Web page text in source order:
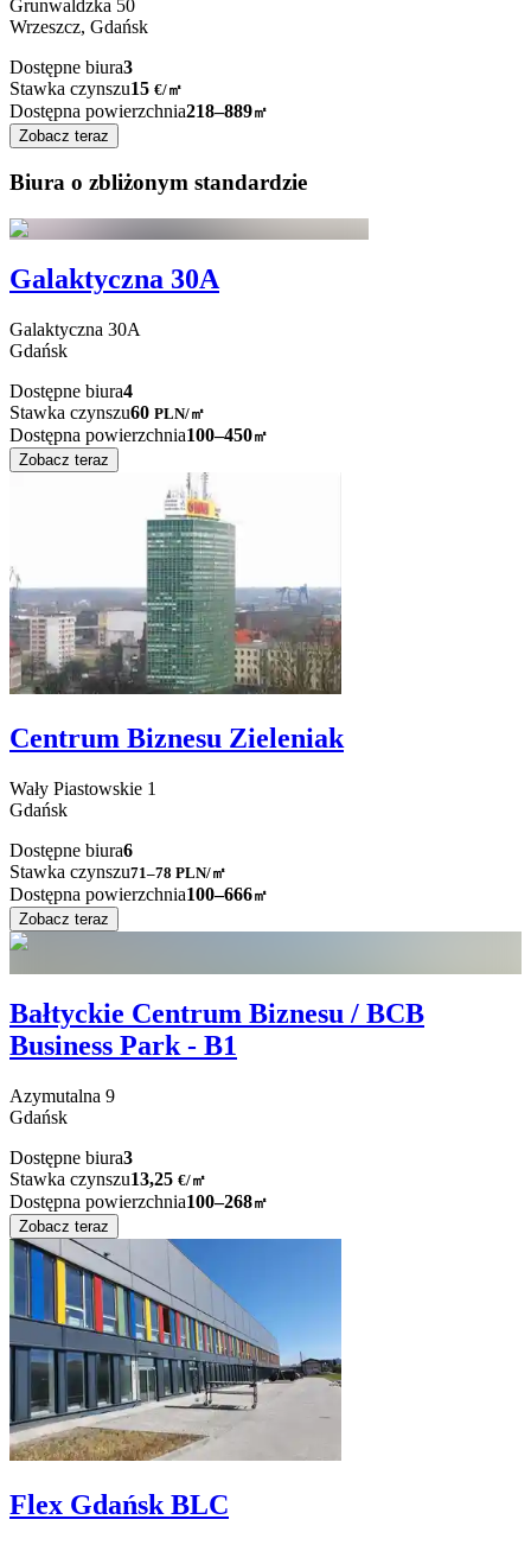
Grunwaldzka 50
Wrzeszcz, Gdańsk
Dostępne biura3
Stawka czynszu15 €/㎡
Dostępna powierzchnia218–889㎡
Zobacz teraz
Biura o zbliżonym standardzie
Galaktyczna 30A
Galaktyczna 30A
Gdańsk
Dostępne biura4
Stawka czynszu60 PLN/㎡
Dostępna powierzchnia100–450㎡
Zobacz teraz
Centrum Biznesu Zieleniak
Wały Piastowskie 1
Gdańsk
Dostępne biura6
Stawka czynszu71–78 PLN/㎡
Dostępna powierzchnia100–666㎡
Zobacz teraz
Bałtyckie Centrum Biznesu / BCB
Business Park - B1
Azymutalna 9
Gdańsk
Dostępne biura3
Stawka czynszu13,25 €/㎡
Dostępna powierzchnia100–268㎡
Zobacz teraz
Flex Gdańsk BLC